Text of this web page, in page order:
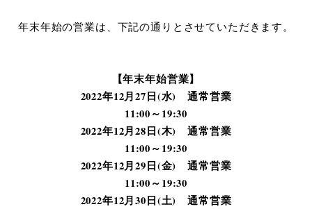
年末年始の営業は、下記の通りとさせていただきます。
【年末年始営業】
2022年12月27日(水) 通常営業
11:00～19:30
2022年12月28日(木) 通常営業
11:00～19:30
2022年12月29日(金) 通常営業
11:00～19:30
2022年12月30日(土) 通常営業